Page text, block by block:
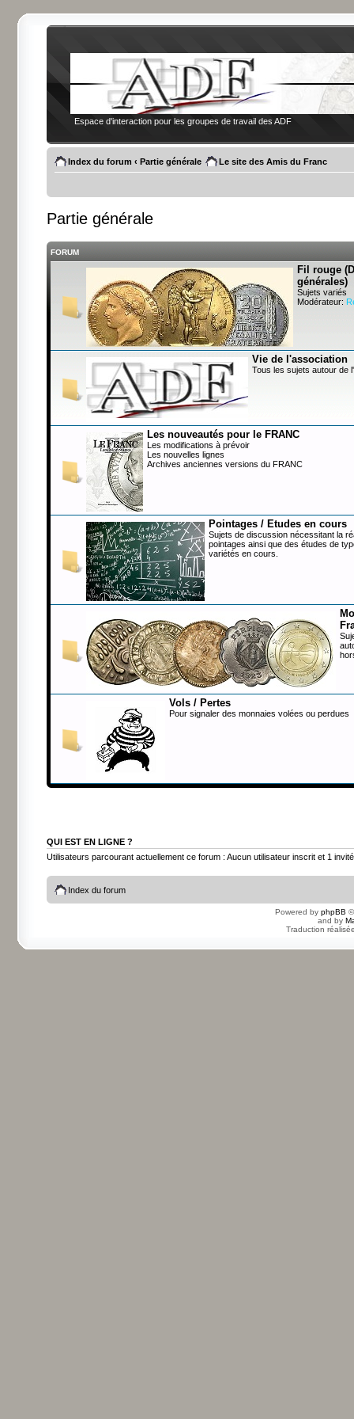
Espace d'interaction pour les groupes de travail des ADF
Index du forum ‹ Partie générale Le site des Amis du Franc
Partie générale
FORUM
Fil rouge
générales)
Sujets variés
Modérateur:
Vie de l'association
Tous les sujets autour de
Les nouveautés pour le FRANC
Les modifications à prévoir
Les nouvelles lignes
Archives anciennes versions du FRANC
Pointages / Etudes en cours
Sujets de discussion nécessitant la
pointages ainsi que des études de
variétés en cours.
Vols / Pertes
Pour signaler des monnaies volées ou perdues
QUI EST EN LIGNE ?
Utilisateurs parcourant actuellement ce forum : Aucun utilisateur inscrit et 1 invité
Index du forum
Powered by phpBB
and by
Traduction